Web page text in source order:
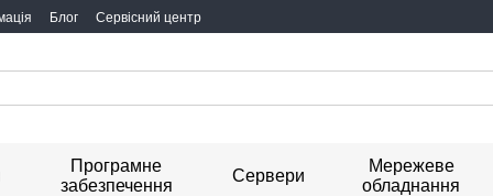
Блог Сервісний центр
Програмне
забезпечення
Сервери
Мережеве
обладнання